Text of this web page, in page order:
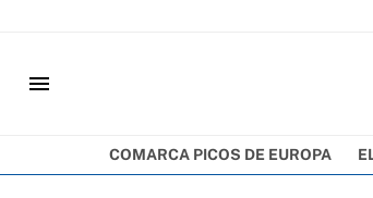
menu
COMARCA PICOS DE EUROPA